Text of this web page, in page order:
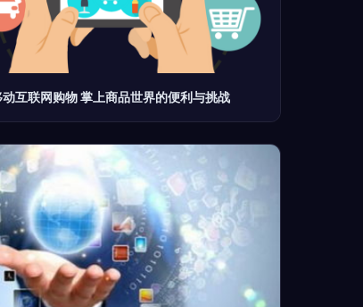
互联网购物 掌上商品世界的便利与挑战